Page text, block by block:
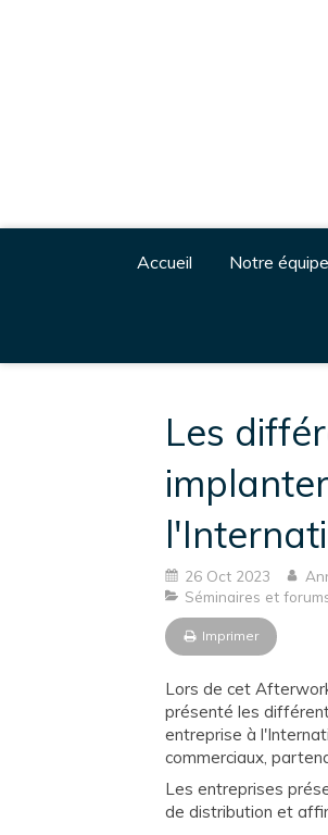
Accueil Notre équipe
Les
26 Oct 2023
Séminaires et
Imprimer
Lors de cet
présenté les
entreprise à
commerciaux,
Les entreprises
de distribution et